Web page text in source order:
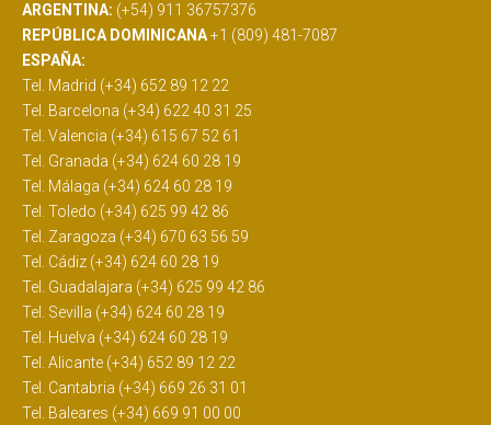
ARGENTINA: (+54) 911 36757376
REPÚBLICA DOMINICANA+1 (809) 481-7087
ESPAÑA:
Tel. Madrid (+34) 652 89 12 22
Tel. Barcelona (+34) 622 40 31 25
Tel. Valencia (+34) 615 67 52 61
Tel. Granada (+34) 624 60 28 19
Tel. Málaga (+34) 624 60 28 19
Tel. Toledo (+34) 625 99 42 86
Tel. Zaragoza (+34) 670 63 56 59
Tel. Cádiz (+34) 624 60 28 19
Tel. Guadalajara (+34) 625 99 42 86
Tel. Sevilla (+34) 624 60 28 19
Tel. Huelva (+34) 624 60 28 19
Tel. Alicante (+34) 652 89 12 22
Tel. Cantabria (+34) 669 26 31 01
Tel. Baleares (+34) 669 91 00 00